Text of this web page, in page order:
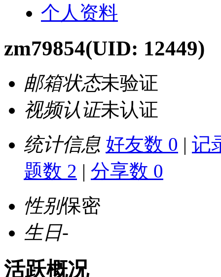
个人资料
zm79854(UID: 12449)
邮箱状态未验证
视频认证未认证
统计信息 好友数 0 | 记
题数 2 | 分享数 0
性别保密
生日-
活跃概况